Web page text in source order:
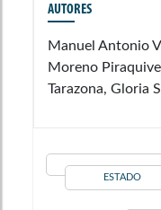
AUTORES
Manuel Antonio
Moreno
Tarazona, Gloria
ESTADO